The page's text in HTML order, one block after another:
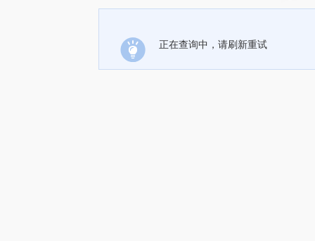
正在查询中，请刷新重试